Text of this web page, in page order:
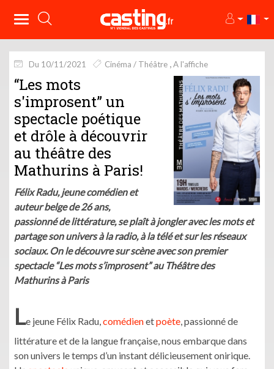
Du 10/11/2021 Cinéma / Théâtre A l'affiche
“Les mots
s'improsent” un
spectacle poétique
et drôle à découvrir
au théâtre des
Mathurins à Paris!
Félix Radu, jeune comédien et
auteur belge de 26 ans,
passionné de littérature, se plaît à jongler avec les mots et
partage son univers à la radio, à la télé et sur les réseaux
sociaux. On le découvre sur scène avec son premier
spectacle “Les mots s’improsent” au Théâtre des
Mathurins à Paris
Le jeune Félix Radu,comédienetpoète, passionné de
littérature et de la langue française, nous embarque dans
son univers le temps d’un instant délicieusement onirique.